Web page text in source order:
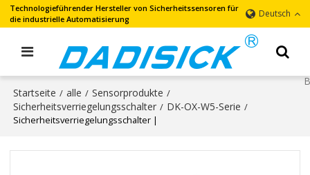
Technologieführender Hersteller von Sicherheitssensoren für
die industrielle Automatisierung
Deutsch
Startseite / alle / Sensorprodukte /
Sicherheitsverriegelungsschalter / DK-OX-W5-Serie /
Sicherheitsverriegelungsschalter |